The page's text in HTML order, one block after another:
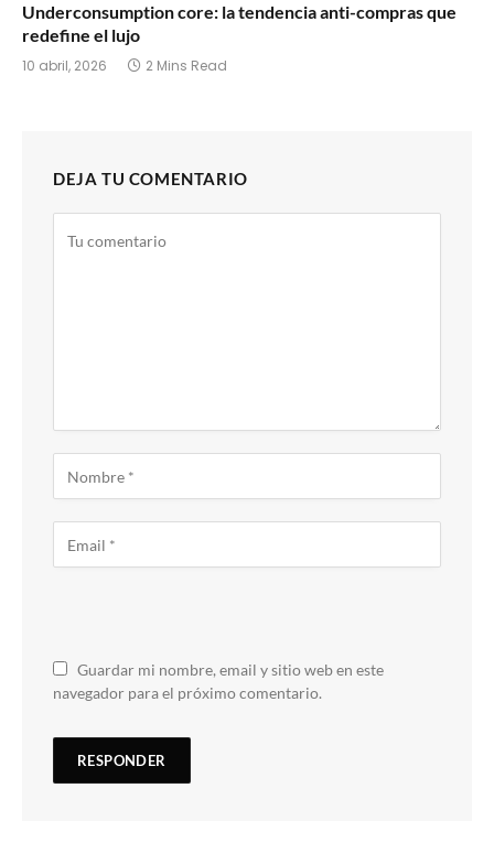
Underconsumption core: la tendencia anti-compras que
redefine el lujo
10 abril, 2026 2 Mins Read
DEJA TU COMENTARIO
Guardar mi nombre, email y sitio web en este
navegador para el próximo comentario.